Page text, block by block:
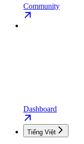
Community
Dashboard
Tiếng Việt